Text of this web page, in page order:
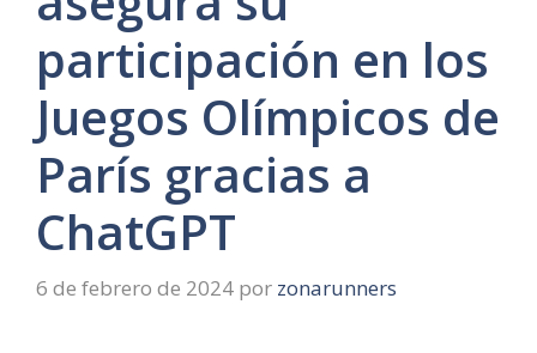
participación en los
Juegos Olímpicos de
París gracias a
ChatGPT
6 de febrero de 2024 por zonarunners